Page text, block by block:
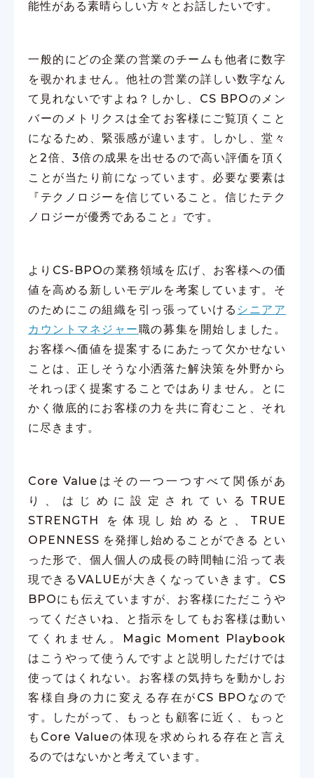
能性がある素晴らしい方々とお話したいです。
一般的にどの企業の営業のチームも他者に数字
を覗かれません。他社の営業の詳しい数字なん
て見れないですよね？しかし、CS BPOのメン
バーのメトリクスは全てお客様にご覧頂くこと
になるため、緊張感が違います。しかし、堂々
と2倍、3倍の成果を出せるので高い評価を頂く
ことが当たり前になっています。必要な要素は
『テクノロジーを信じていること。信じたテク
ノロジーが優秀であること』です。
よりCS-BPOの業務領域を広げ、お客様への価
値を高める新しいモデルを考案しています。そ
のためにこの組織を引っ張っていける シニアア
カウントマネジャー職の募集を開始しました。
お客様へ価値を提案するにあたって欠かせない
ことは、正しそうな小洒落た解決策を外野から
それっぽく提案することではありません。とに
かく徹底的にお客様の力を共に育むこと、それ
に尽きます。
Core Valueはその一つ一つすべて関係があ
り、はじめに設定されているTRUE
STRENGTH を体現し始めると、TRUE
OPENNESS を発揮し始めることができる とい
った形で、個人個人の成長の時間軸に沿って表
現できるVALUEが大きくなっていきます。CS
BPOにも伝えていますが、お客様にただこうや
ってくださいね、と指示をしてもお客様は動い
てくれません。Magic Moment Playbook
はこうやって使うんですよと説明しただけでは
使ってはくれない。お客様の気持ちを動かしお
客様自身の力に変える存在がCS BPOなので
す。したがって、もっとも顧客に近く、もっと
もCore Valueの体現を求められる存在と言え
るのではないかと考えています。